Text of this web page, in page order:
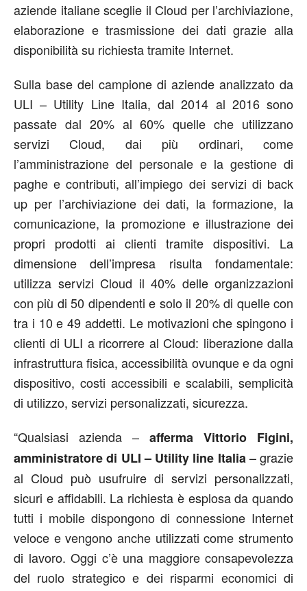
aziende italiane sceglie il Cloud per l’archiviazione,
elaborazione e trasmissione dei dati grazie alla
disponibilità su richiesta tramite Internet.
Sulla base del campione di aziende analizzato da
ULI – Utility Line Italia, dal 2014 al 2016 sono
passate dal 20% al 60% quelle che utilizzano
servizi Cloud, dai più ordinari, come
l’amministrazione del personale e la gestione di
paghe e contributi, all’impiego dei servizi di back
up per l’archiviazione dei dati, la formazione, la
comunicazione, la promozione e illustrazione dei
propri prodotti ai clienti tramite dispositivi. La
dimensione dell’impresa risulta fondamentale:
utilizza servizi Cloud il 40% delle organizzazioni
con più di 50 dipendenti e solo il 20% di quelle con
tra i 10 e 49 addetti. Le motivazioni che spingono i
clienti di ULI a ricorrere al Cloud: liberazione dalla
infrastruttura fisica, accessibilità ovunque e da ogni
dispositivo, costi accessibili e scalabili, semplicità
di utilizzo, servizi personalizzati, sicurezza.
“Qualsiasi azienda – afferma Vittorio Figini,
amministratore di ULI – Utility line Italia – grazie
al Cloud può usufruire di servizi personalizzati,
sicuri e affidabili. La richiesta è esplosa da quando
tutti i mobile dispongono di connessione Internet
veloce e vengono anche utilizzati come strumento
di lavoro. Oggi c’è una maggiore consapevolezza
del ruolo strategico e dei risparmi economici di